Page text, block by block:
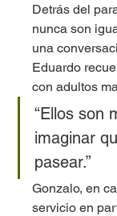
Detrás del
nunca son
una
Eduardo
con adultos
“Ellos son
imaginar
pasear.”
Gonzalo, en
servicio en